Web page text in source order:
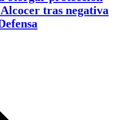
tras negativa